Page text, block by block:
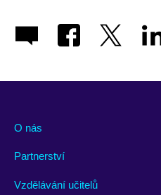
O nás
Partnerství
Vzdělávání učitelů